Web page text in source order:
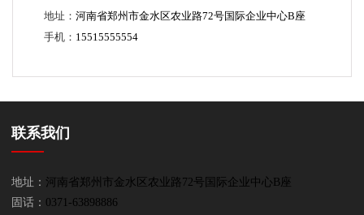
地址： 河南省郑州市金水区农业路72号国际企业中心B座
手机： 15515555554
联系我们
地址： 河南省郑州市金水区农业路72号国际企业中心B座
固话： 0371-63898886